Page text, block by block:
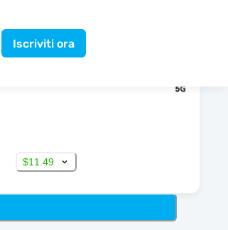
Iscriviti ora
$11.49